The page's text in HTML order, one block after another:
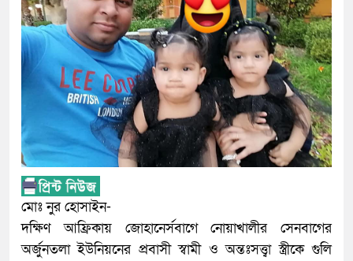
মোঃ নুর হোসাইন-
দক্ষিণ আফ্রিকায় জোহানের্সবাগে নোয়াখালীর সেনবাগের
অর্জুনতলা ইউনিয়নের প্রবাসী স্বামী ও অন্তঃসত্ত্বা স্ত্রীকে গুলি